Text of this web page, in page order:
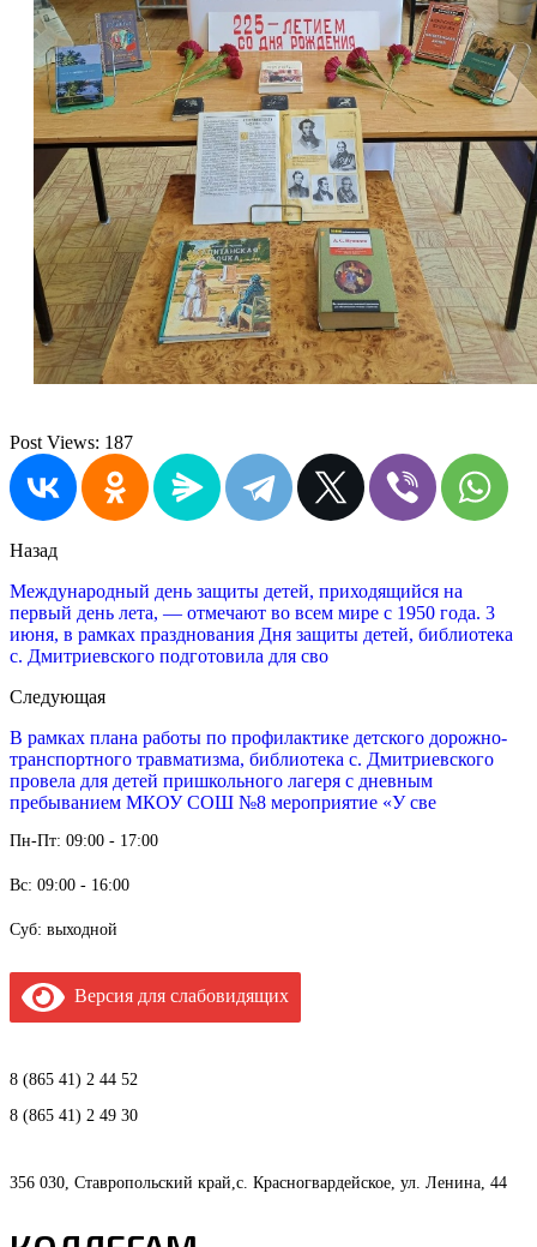
Post Views: 187
Назад
Международный день защиты детей, приходящийся на
первый день лета, — отмечают во всем мире с 1950 года. 3
июня, в рамках празднования Дня защиты детей, библиотека
с. Дмитриевского подготовила для сво
Следующая
В рамках плана работы по профилактике детского дорожно-
транспортного травматизма, библиотека с. Дмитриевского
провела для детей пришкольного лагеря с дневным
пребыванием МКОУ СОШ №8 мероприятие «У све
Пн-Пт: 09:00 - 17:00
Вс: 09:00 - 16:00
Суб: выходной
Версия для слабовидящих
8 (865 41) 2 44 52
8 (865 41) 2 49 30
356 030, Ставропольский край,с. Красногвардейское, ул. Ленина, 44